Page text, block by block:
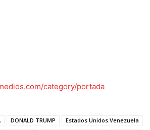
category/portada
DONALD TRUMP
Estados Unidos Venezuela